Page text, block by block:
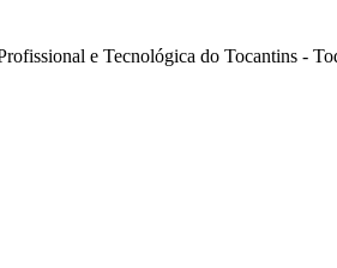
e Tecnológica do Tocantins -